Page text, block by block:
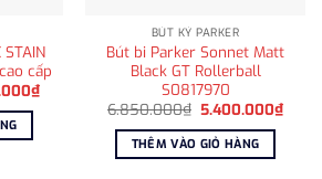
cấp
₫Giá
BÚT KÝ PARKER
Bút bi Parker Sonnet Matt
Black GT Rollerball
S0817970
6.850.000₫ Giá
là:
6.850.000₫.
5.400.000₫Giá
THÊM VÀO GIỎ HÀNG